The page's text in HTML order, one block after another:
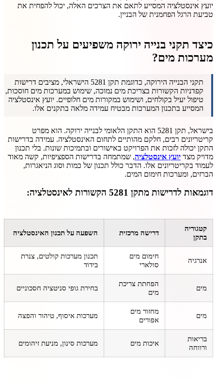
יועץ אינסטלציה המסייע לתאם את הצרכים האלה, יכול להפחית את
טביעת הרגל הפחמנית של הבניין.
כיצד תקני בנייה ירוקה משפיעים על תכנון
מערכות מים?
תקני הבנייה הירוקה, כדוגמת תקן 5281 הישראלי, מציבים דרישות
קפדניות הקשורות בצריכת מים נמוכה, שימוש במערכות מים חוסכות,
טיפול יעיל בקולחים, ושימוש במקורות מים חלופיים. יועץ אינסטלציה
המסייע בתכנון המערכות מבטיח עמידה מלאה בתקנים אלו.
בישראל, תקן 5281 הוא התקן הלאומי לבנייה ירוקה. הוא מפרט
קריטריונים רבים, חלקם מהותיים לתחום האינסטלציה. עמידה בדרישות
התקן יכולה לזכות את הפרויקט באישורים ובתמיכות שונות. בלי תכנון
מדויק מצד יועץ אינסטלציה, שמתמחה בדרישות הספציפיות, קשה מאוד
לעמוד בקריטריונים אלו. הדבר כולל תכנון של כמות וסוג הניאגרות,
הברזים, ומערכות חימום המים.
דוגמאות לדרישות מתקן 5281 הקשורות לאינסטלציה:
קטגוריה
בתקן
דרישה מרכזית השפעה על תכנון האינסטלציה
אנרגיה
חימום מים
סולארי
תכנון מערכות קולטים, צנרת
בידוד
מים
הפחתת צריכת
מים
בחירת גופי סניטציה חסכוניים
מים
מחזור מים
אפורים
מערכות איסוף, טיהור והפצה
בריאות
ורווחה
איכות מים מערכות סינון, מניעת זיהומים